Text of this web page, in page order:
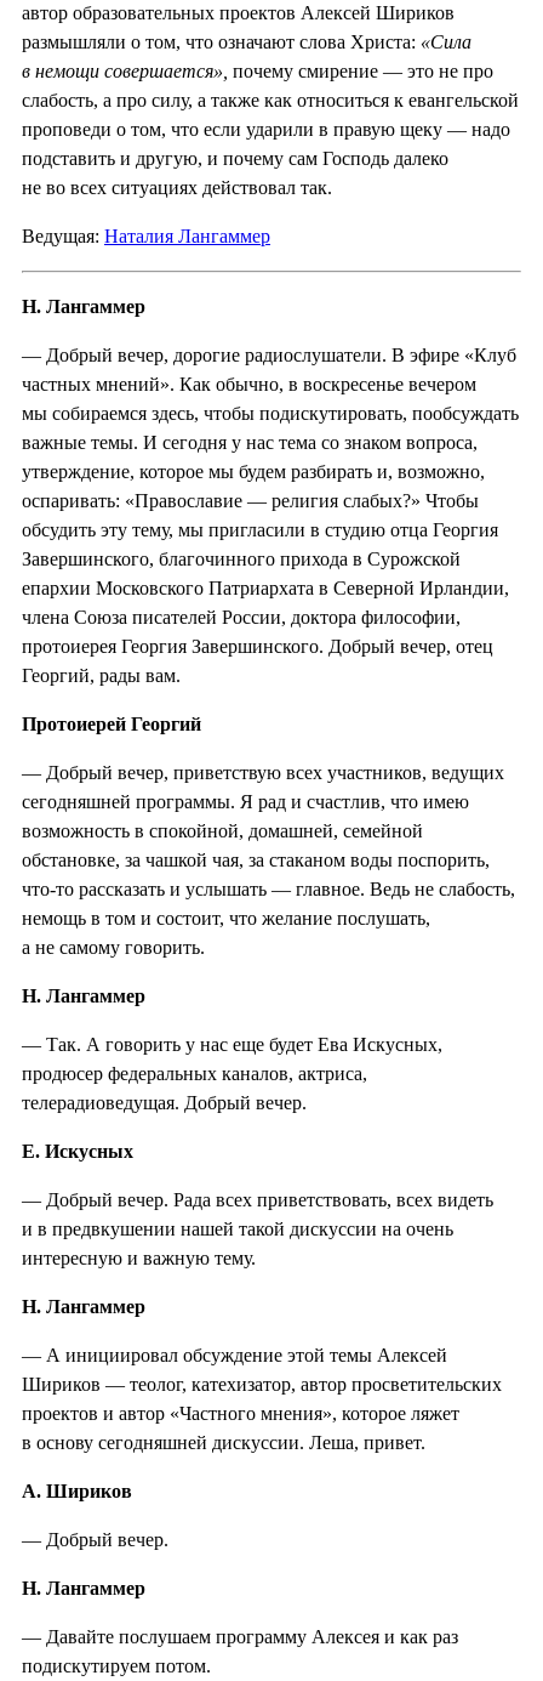
автор образовательных проектов Алексей Шириков
размышляли о том, что означают слова Христа: «Сила
в немощи совершается», почему смирение — это не про
слабость, а про силу, а также как относиться к евангельской
проповеди о том, что если ударили в правую щеку — надо
подставить и другую, и почему сам Господь далеко
не во всех ситуациях действовал так.
Ведущая: Наталия Лангаммер
Н. Лангаммер
— Добрый вечер, дорогие радиослушатели. В эфире «Клуб
частных мнений». Как обычно, в воскресенье вечером
мы собираемся здесь, чтобы подискутировать, пообсуждать
важные темы. И сегодня у нас тема со знаком вопроса,
утверждение, которое мы будем разбирать и, возможно,
оспаривать: «Православие — религия слабых?» Чтобы
обсудить эту тему, мы пригласили в студию отца Георгия
Завершинского, благочинного прихода в Сурожской
епархии Московского Патриархата в Северной Ирландии,
члена Союза писателей России, доктора философии,
протоиерея Георгия Завершинского. Добрый вечер, отец
Георгий, рады вам.
Протоиерей Георгий
— Добрый вечер, приветствую всех участников, ведущих
сегодняшней программы. Я рад и счастлив, что имею
возможность в спокойной, домашней, семейной
обстановке, за чашкой чая, за стаканом воды поспорить,
что-то рассказать и услышать — главное. Ведь не слабость,
немощь в том и состоит, что желание послушать,
а не самому говорить.
Н. Лангаммер
— Так. А говорить у нас еще будет Ева Искусных,
продюсер федеральных каналов, актриса,
телерадиоведущая. Добрый вечер.
Е. Искусных
— Добрый вечер. Рада всех приветствовать, всех видеть
и в предвкушении нашей такой дискуссии на очень
интересную и важную тему.
Н. Лангаммер
— А инициировал обсуждение этой темы Алексей
Шириков — теолог, катехизатор, автор просветительских
проектов и автор «Частного мнения», которое ляжет
в основу сегодняшней дискуссии. Леша, привет.
А. Шириков
— Добрый вечер.
Н. Лангаммер
— Давайте послушаем программу Алексея и как раз
подискутируем потом.